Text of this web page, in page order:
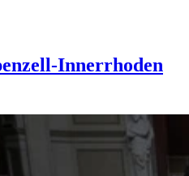
Innerrhoden